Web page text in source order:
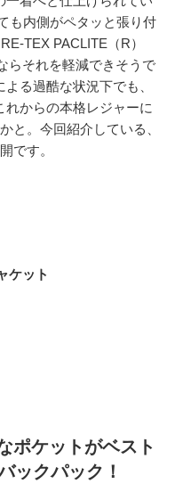
も内側がペタッと張り付
TEX PACLITE（R）
らそれを軽減できそうで
る過酷な状況下でも、
からの本格レジャーに
と。今回紹介している、
です。
ケット
ポケットがベスト
ックパック！